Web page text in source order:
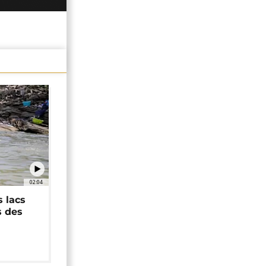
02:04
lacs
des